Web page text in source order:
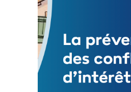
FEUILLETER